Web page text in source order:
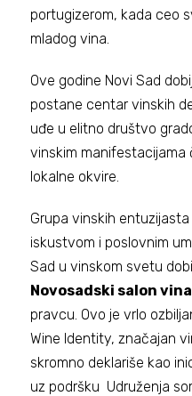
portugizerom, kada ceo
mladog vina.
Ove godine Novi Sad
postane centar vinskih
uđe u elitno društvo
vinskim manifestacijama
lokalne okvire.
Grupa vinskih
iskustvom i poslovnim
Sad u vinskom svetu
Novosadski salon vina
pravcu. Ovo je vrlo
Wine Identity, značajan
skromno deklariše kao
uz podršku Udruženja